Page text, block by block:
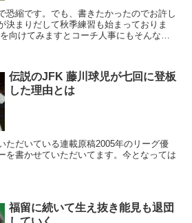
恐縮です。でも、書きたかったのでお許し
決まりだして秋季練習も始まっておりま
向けてみますとコーチ人事にもそんなに
伝説のJFK 藤川球児が七回に登板
した理由とは
ただいている連載原稿2005年のリーグ優
を書かせていただいてます。今となっては
福留に続いて生え抜き能見も退団